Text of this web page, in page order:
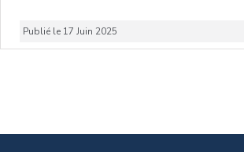
Publié le 17 Juin 2025